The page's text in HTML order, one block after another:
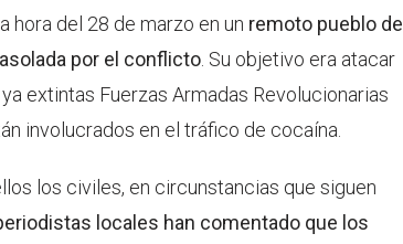
hora del 28 de marzo en un remoto pueblo de
por el conflicto . Su objetivo era atacar
extintas Fuerzas Armadas Revolucionarias
involucrados en el tráfico de cocaína.
los civiles, en circunstancias que siguen
locales han comentado que los